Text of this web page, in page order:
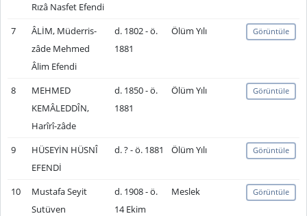
Rızâ Nasfet Efendi
7
ÂLİM, Müderris-
zâde Mehmed
Âlim Efendi
d. 1802 - ö.
1881
Ölüm Yılı Görüntüle
8
MEHMED
KEMÂLEDDÎN,
Harîrî-zâde
d. 1850 - ö.
1881
Ölüm Yılı Görüntüle
9
HÜSEYİN HÜSNÎ
EFENDİ
d. ? - ö. 1881 Ölüm Yılı Görüntüle
10
Mustafa Seyit
Sutüven
d. 1908 - ö.
14 Ekim
Meslek Görüntüle